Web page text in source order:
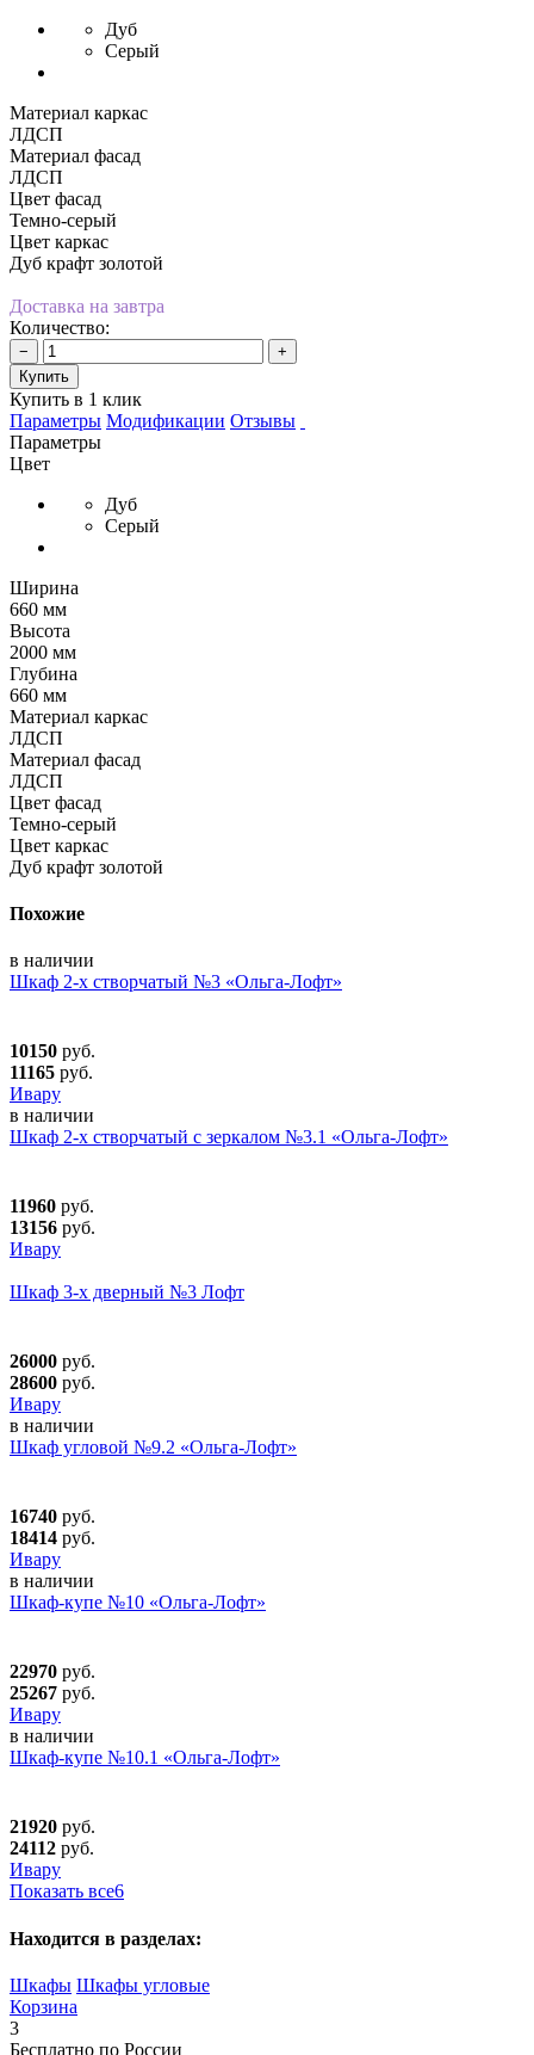
Дуб
Серый
Материал каркас
ЛДСП
Материал фасад
ЛДСП
Цвет фасад
Темно-серый
Цвет каркас
Дуб крафт золотой
Доставка на завтра
Количество:
−
+
Купить
Купить в 1 клик
Параметры Модификации Отзывы
Параметры
Цвет
Дуб
Серый
Ширина
660 мм
Высота
2000 мм
Глубина
660 мм
Материал каркас
ЛДСП
Материал фасад
ЛДСП
Цвет фасад
Темно-серый
Цвет каркас
Дуб крафт золотой
Похожие
в наличии
Шкаф 2-х створчатый №3 «Ольга-Лофт»
10150 руб.
11165 руб.
Ивару
в наличии
Шкаф 2-х створчатый с зеркалом №3.1 «Ольга-Лофт»
11960 руб.
13156 руб.
Ивару
Шкаф 3-х дверный №3 Лофт
26000 руб.
28600 руб.
Ивару
в наличии
Шкаф угловой №9.2 «Ольга-Лофт»
16740 руб.
18414 руб.
Ивару
в наличии
Шкаф-купе №10 «Ольга-Лофт»
22970 руб.
25267 руб.
Ивару
в наличии
Шкаф-купе №10.1 «Ольга-Лофт»
21920 руб.
24112 руб.
Ивару
Показать все6
Находится в разделах:
Шкафы Шкафы угловые
Корзина
3
Бесплатно по России